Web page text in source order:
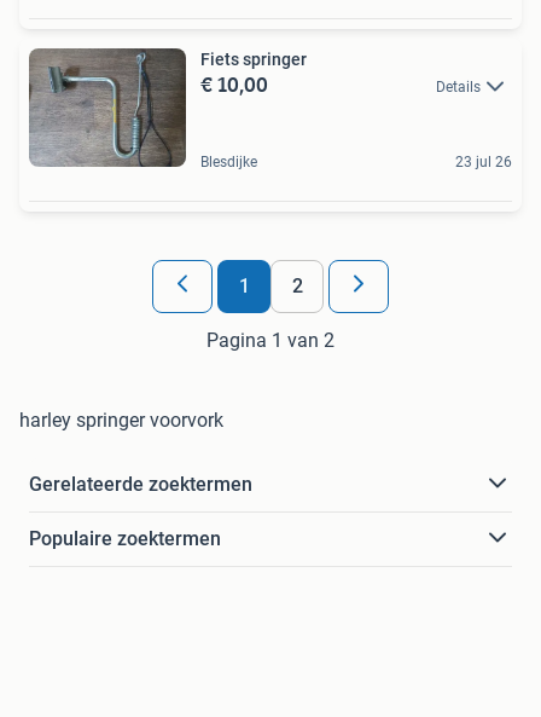
Fiets springer
€ 10,00 Details
Blesdijke 23 jul 26
1 2
Pagina 1 van 2
harley springer voorvork
Gerelateerde zoektermen
Populaire zoektermen